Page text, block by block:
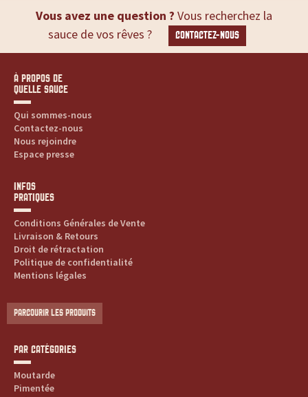
Vous avez une question ? Vous recherchez la
sauce de vos rêves ?
CONTACTEZ-NOUS
À PROPOS DE
QUELLE SAUCE
Qui sommes-nous
Contactez-nous
Nous rejoindre
Espace presse
INFOS
PRATIQUES
Conditions Générales de Vente
Livraison & Retours
Droit de rétractation
Politique de confidentialité
Mentions légales
PARCOURIR LES PRODUITS
PAR CATÉGORIES
Moutarde
Pimentée